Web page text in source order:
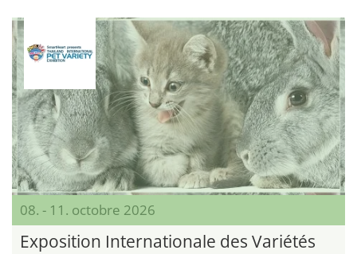
08. - 11. octobre 2026
Exposition Internationale des Variétés